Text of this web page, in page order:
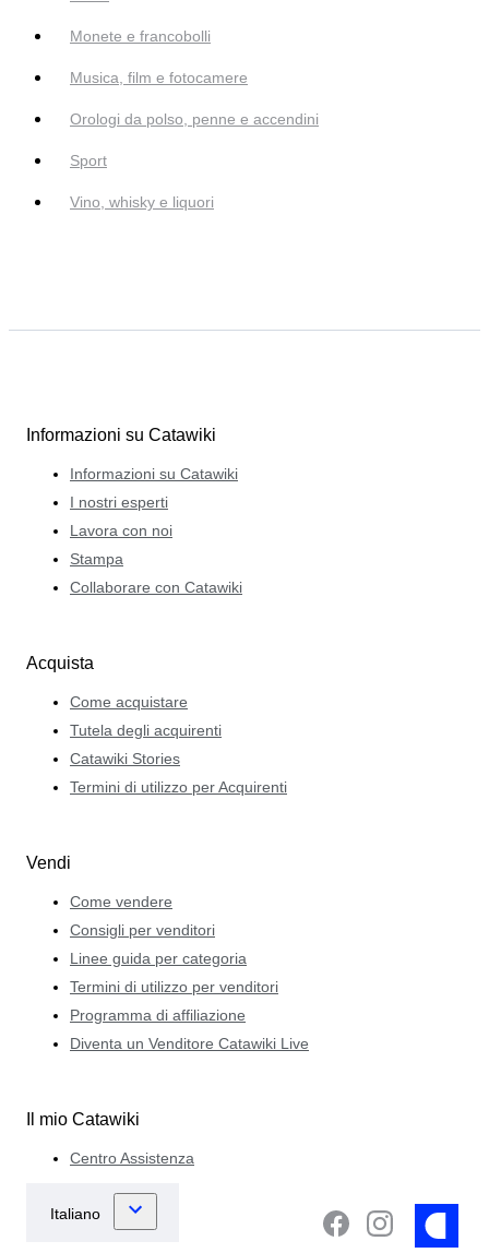
Monete e francobolli
Musica, film e fotocamere
Orologi da polso, penne e accendini
Sport
Vino, whisky e liquori
Informazioni su Catawiki
Informazioni su Catawiki
I nostri esperti
Lavora con noi
Stampa
Collaborare con Catawiki
Acquista
Come acquistare
Tutela degli acquirenti
Catawiki Stories
Termini di utilizzo per Acquirenti
Vendi
Come vendere
Consigli per venditori
Linee guida per categoria
Termini di utilizzo per venditori
Programma di affiliazione
Diventa un Venditore Catawiki Live
Il mio Catawiki
Centro Assistenza